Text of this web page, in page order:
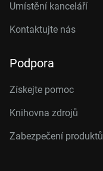
Umístění kanceláří
Kontaktujte nás
Podpora
Získejte pomoc
Knihovna zdrojů
Zabezpečení produktů